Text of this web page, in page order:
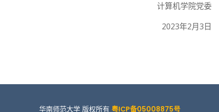
计算机学院党委
2023年2月3日
华南师范大学 版权所有 粤ICP备05008875号